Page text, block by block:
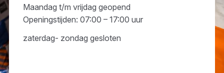
Maandag t/m vrijdag geopend
Openingstijden: 07:00 – 17:00 uur
zaterdag- zondag gesloten